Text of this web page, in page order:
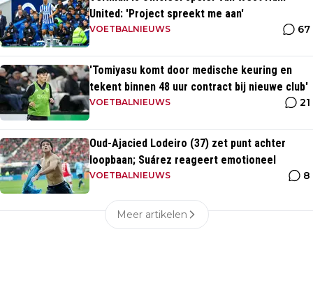
United: 'Project spreekt me aan'
VOETBALNIEUWS 67
'Tomiyasu komt door medische keuring en
tekent binnen 48 uur contract bij nieuwe club'
VOETBALNIEUWS 21
Oud-Ajacied Lodeiro (37) zet punt achter
loopbaan; Suárez reageert emotioneel
VOETBALNIEUWS 8
Meer artikelen